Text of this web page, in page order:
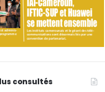
consultés